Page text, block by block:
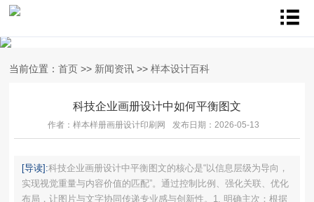
当前位置： 首页 >> 新闻资讯 >> 样本设计百科
科技企业画册设计中如何平衡图文
作者：样本样册画册设计印刷网 发布日期：2026-05-13
[导读]:科技企业画册设计中平衡图文的核心是“以信息层级为导向，
实现视觉重量与内容价值的匹配”‌。通过控制比例、强化关联、优化
布局，让图片与文字协同传递专业感与创新性。1. ‌明确主次：根据